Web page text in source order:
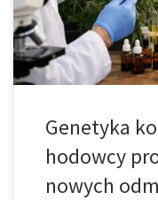
czyli naturalne związki
[…]
Genetyka
hodowcy
nowych